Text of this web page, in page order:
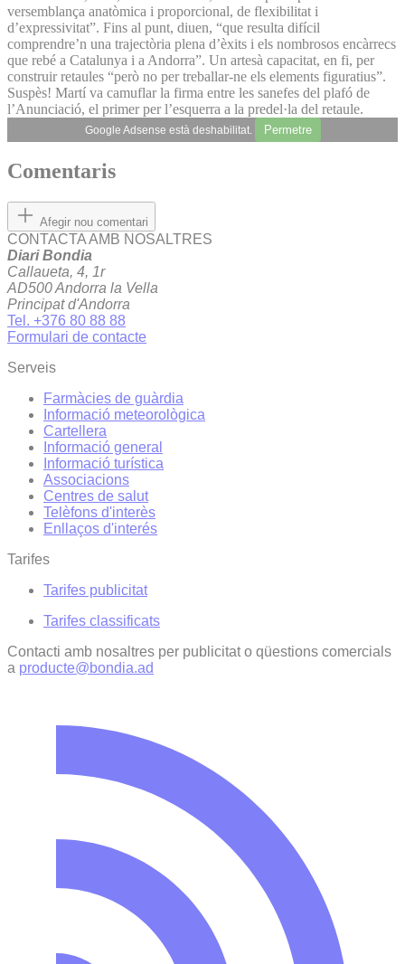
versemblança anatòmica i proporcional, de flexibilitat i
d’expressivitat”. Fins al punt, diuen, “que resulta difícil
comprendre’n una trajectòria plena d’èxits i els nombrosos encàrrecs
que rebé a Catalunya i a Andorra”. Un artesà capacitat, en fi, per
construir retaules “però no per treballar-ne els elements figuratius”.
Suspès! Martí va camuflar la firma entre les sanefes del plafó de
l’Anunciació, el primer per l’esquerra a la predel·la del retaule.
Google Adsense està deshabilitat. Permetre
Comentaris
Afegir nou comentari
CONTACTA AMB NOSALTRES
Diari Bondia
Callaueta, 4, 1r
AD500 Andorra la Vella
Principat d'Andorra
Tel. +376 80 88 88
Formulari de contacte
Serveis
Farmàcies de guàrdia
Informació meteorològica
Cartellera
Informació general
Informació turística
Associacions
Centres de salut
Telèfons d'interès
Enllaços d'interés
Tarifes
Tarifes publicitat
Tarifes classificats
Contacti amb nosaltres per publicitat o qüestions comercials
a producte@bondia.ad